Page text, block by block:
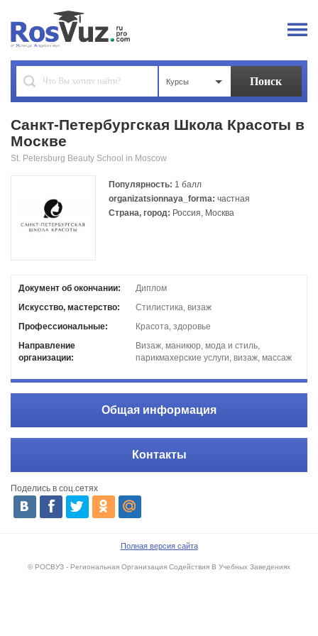
Курсы
Санкт-Петербургская Школа Красоты в
Москве
St. Petersburg Beauty School in Moscow
Популярность: 1 балл
organizatsionnaya_forma: частная
Страна, город: Россия, Москва
Документ об окончании:
Диплом
Искусство, мастерство:
Стилистика, визаж
Профессиональные:
Красота, здоровье
Направление
организации:
Визаж, маникюр, мода и стиль,
парикмахерские услуги, визаж, массаж
Общая информация
Контакты
Поделись в соц.сетях
Полная версия сайта
© РОСВУЗ - Региональная Организация Содействия В Учебных Заведениях